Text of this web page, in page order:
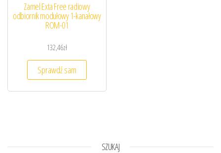
Zamel Exta Free radiowy
odbiornik modułowy 1-kanałowy
ROM-01
132,46zł
Sprawdź sam
SZUKAJ